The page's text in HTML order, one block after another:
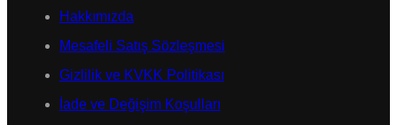
Hakkımızda
Mesafeli Satış Sözleşmesi
Gizlilik ve KVKK Politikası
İade ve Değişim Koşulları